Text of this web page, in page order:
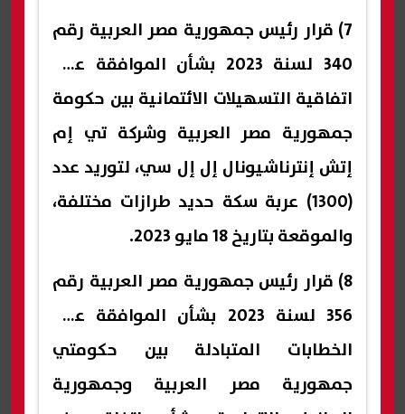
7) قرار رئيس جمهورية مصر العربية رقم
340 لسنة 2023 بشأن الموافقة على
اتفاقية التسهيلات الائتمانية بين حكومة
جمهورية مصر العربية وشركة تي إم
إتش إنترناشيونال إل إل سي، لتوريد عدد
(1300) عربة سكة حديد طرازات مختلفة،
والموقعة بتاريخ 18 مايو 2023.
8) قرار رئيس جمهورية مصر العربية رقم
356 لسنة 2023 بشأن الموافقة على
الخطابات المتبادلة بين حكومتي
جمهورية مصر العربية وجمهورية